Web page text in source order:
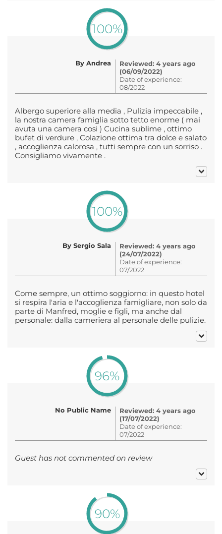
100%
By Andrea
Reviewed: 4 years ago
(06/09/2022)
Date of experience:
08/2022
Albergo superiore alla media , Pulizia impeccabile ,
la nostra camera famiglia sotto tetto enorme ( mai
avuta una camera cosi ) Cucina sublime , ottimo
bufet di verdure , Colazione ottima tra dolce e salato
, accoglienza calorosa , tutti sempre con un sorriso .
Consigliamo vivamente .
100%
By Sergio Sala
Reviewed: 4 years ago
(24/07/2022)
Date of experience:
07/2022
Come sempre, un ottimo soggiorno: in questo hotel
si respira l'aria e l'accoglienza famigliare, non solo da
parte di Manfred, moglie e figli, ma anche dal
personale: dalla cameriera al personale delle pulizie.
96%
No Public Name
Reviewed: 4 years ago
(17/07/2022)
Date of experience:
07/2022
Guest has not commented on review
90%